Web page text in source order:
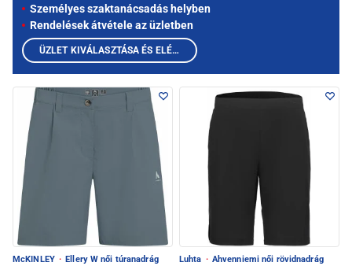
McKINLEY · Ellery W női túranadrág
Luhta · Ahvenniemi női rövidnadrág
Személyes szaktanácsadás helyben
Rendelések átvétele az üzletben
ÜZLET KIVÁLASZTÁSA ÉS ELÉRHETŐ TERMÉKEK MEGTEKINTÉSE